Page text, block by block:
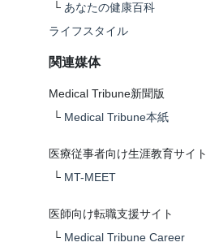
└ あなたの健康百科
ライフスタイル
関連媒体
Medical Tribune新聞版
└ Medical Tribune本紙
医療従事者向け生涯教育サイト
└ MT-MEET
医師向け転職支援サイト
└ Medical Tribune Career